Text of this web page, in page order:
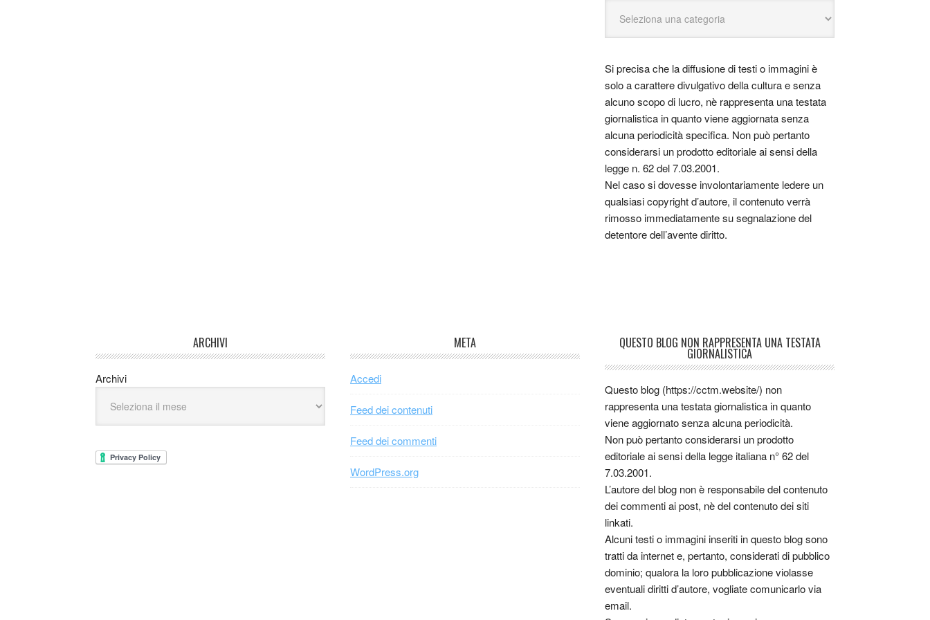
Si precisa che la diffusione di testi o immagini è
solo a carattere divulgativo della cultura e senza
alcuno scopo di lucro, nè rappresenta una testata
giornalistica in quanto viene aggiornata senza
alcuna periodicità specifica. Non può pertanto
considerarsi un prodotto editoriale ai sensi della
legge n. 62 del 7.03.2001.
Nel caso si dovesse involontariamente ledere un
qualsiasi copyright d’autore, il contenuto verrà
rimosso immediatamente su segnalazione del
detentore dell’avente diritto.
ARCHIVI
Archivi
META
Accedi
Feed dei contenuti
Feed dei commenti
WordPress.org
QUESTO BLOG NON RAPPRESENTA UNA TESTATA
GIORNALISTICA
Questo blog (https://cctm.website/) non
rappresenta una testata giornalistica in quanto
viene aggiornato senza alcuna periodicità.
Non può pertanto considerarsi un prodotto
editoriale ai sensi della legge italiana n° 62 del
7.03.2001.
L’autore del blog non è responsabile del contenuto
dei commenti ai post, nè del contenuto dei siti
linkati.
Alcuni testi o immagini inseriti in questo blog sono
tratti da internet e, pertanto, considerati di pubblico
dominio; qualora la loro pubblicazione violasse
eventuali diritti d’autore, vogliate comunicarlo via
email.